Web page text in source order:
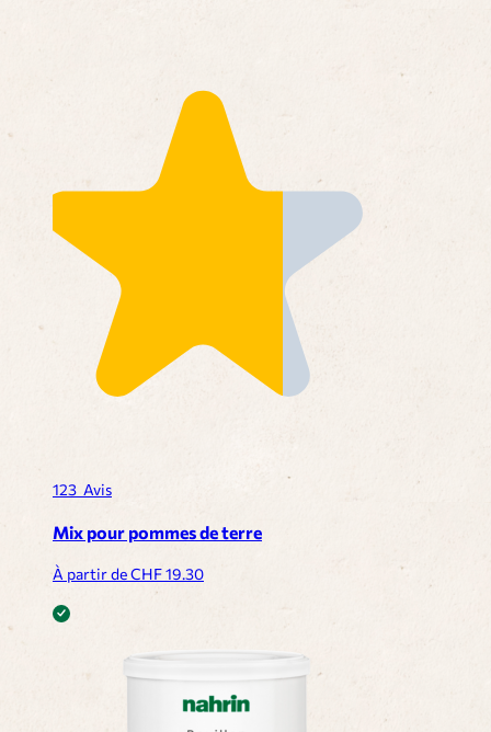
123 Avis
Mix pour pommes de terre
À partir de CHF19.30